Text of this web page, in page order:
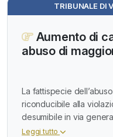
TRIBUNALE DI
Aumento di
abuso di
La fattispecie
riconducibile alla
desumibile in via
Leggi tutto